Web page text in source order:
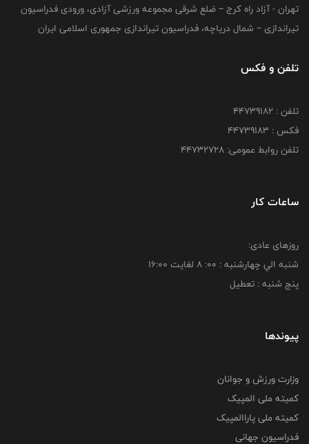
تهران - آزاد راه کرج – ضلع شرقی مجموعه ورزشی آزادی، ورودی فدراسیون
تیراندازی – شمال دریاچه، فدراسیون تیراندازی جمهوری اسلامی ایران
تلفن و فکس
تلفن : ۴۴۷۳۹۱۸۲
فکس : ۴۴۷۳۹۱۸3
تلفن روابط عمومی: ۴۴۷۳۲۷۲۸
ساعات کار
روزهای عادی:
شنبه الي چهارشنبه : 00: 8 لغايت 16:00
پنج شنبه : تعطیل
پیوندها
وزارت ورزش و جوانان
کمیته ملی المپیک
کمیته ملی پاراالمپیک
فدراسیون جهانی